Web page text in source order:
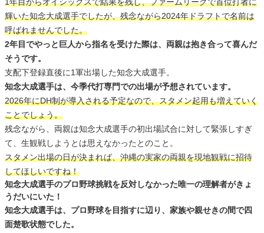
輝いた知念大成選手でしたが、残念ながら2024年ドラフトで名前は
呼ばれませんでした。
2年目でやっと巨人から指名を受けた際は、両親は抱き合って喜んだ
そうです。
支配下登録直後に1軍出場した知念大成選手。
知念大成選手は、今季代打専門での出場が予想されています。
2026年にDH制が導入される予定なので、スタメン起用も増えていく
ことでしょう。
残念ながら、両親は知念大成選手の初出場試合に対して緊張しすぎ
て、生観戦しようとは思えなかったとのこと。
スタメン出場の日が決まれば、沖縄の実家の両親を現地観戦に招待
してほしいですね！
知念大成選手のプロ野球挑戦を反対しなかった唯一の理解者がきょ
うだいにいた！
知念大成選手は、プロ野球を目指すに辺り、家族や親せきの間で四
面楚歌状態でした。